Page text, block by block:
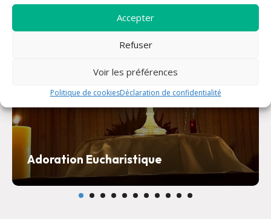
Accepter
Refuser
Voir les préférences
Politique de cookiesDéclaration de confidentialité
Adoration Eucharistique